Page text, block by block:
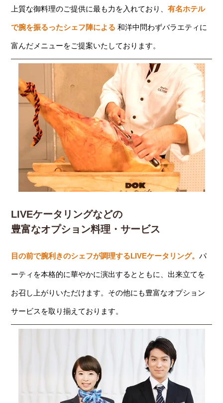
上質な御料理のご提供に最も力を入れており、有名ホテル
で腕を振るったシェフ陣による 和洋中問わずバラエティに
富んだメニューをご提案いたしております。
LIVEケータリングなどの
豊富なオプション料理・サービス
目の前で腕利きのシェフが調理するLIVEケータリング。パ
ーティを本格的に華やかに演出するとともに、出来立てを
お召し上がりいただけます。その他にも豊富なオプション
サービスを取り揃えております。